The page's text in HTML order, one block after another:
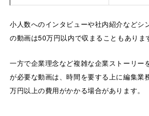
小人数へのインタビューや社内紹介などシ
の動画は50万円以内で収まることもありま
一方で企業理念など複雑な企業ストーリー
が必要な動画は、時間を要する上に編集業
万円以上の費用がかかる場合があります。